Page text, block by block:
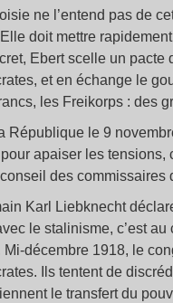
ne l’entend pas de
doit mettre
Ebert scelle un pacte
et en échange le
les Freikorps : des
République le 9
apaiser les tensions,
des commissaires
Karl Liebknecht
le stalinisme, c’est
Mi-décembre 1918, le
Ils tentent de
le transfert du